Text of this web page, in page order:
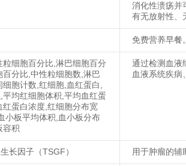
消化性溃疡并
有无放射性、
免费营养早餐。
粒细胞百分比,淋巴细胞百分
百分比,中性粒细胞数,淋巴
胞计数,红细胞,血红蛋白,
平均红细胞体积,平均血红蛋
红蛋白浓度,红细胞分布宽
小板平均体积,血小板分布
容积
通过检测血液
血液系统疾病
长因子（TSGF） 用于肿瘤的辅